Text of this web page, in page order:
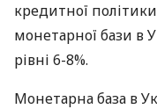
кредитної
монетарної бази в
рівні 6-8%.
Монетарна база в